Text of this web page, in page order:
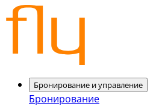
Бронирование и управление
Бронирование